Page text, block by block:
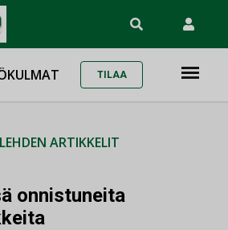
TILAA
LEHDEN ARTIKKELIT
onnistuneita